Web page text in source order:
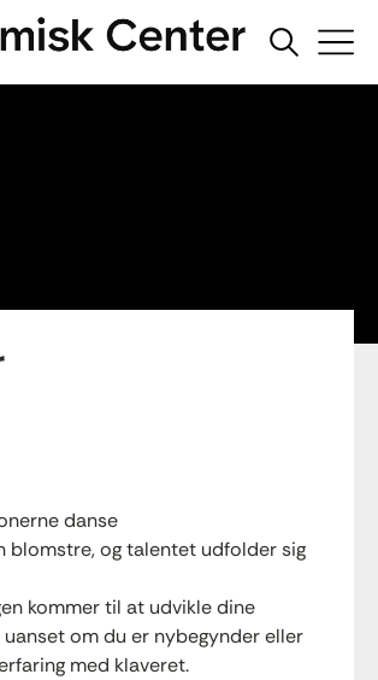
danse
blomstre, og talentet udfolder sig
kommer til at udvikle dine
om du er nybegynder eller
med klaveret.